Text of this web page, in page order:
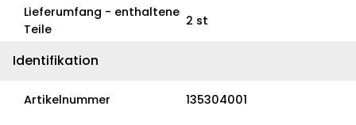
Lieferumfang - enthaltene
Teile
2 st
Identifikation
Artikelnummer 135304001